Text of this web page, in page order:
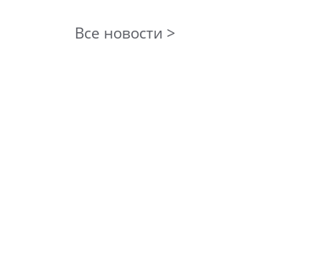
Все новости >